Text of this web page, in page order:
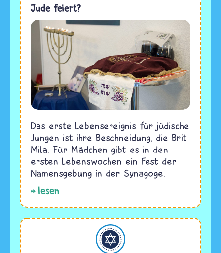
Jude feiert?
Das erste Lebensereignis für jüdische
Jungen ist ihre Beschneidung, die Brit
Mila. Für Mädchen gibt es in den
ersten Lebenswochen ein Fest der
Namensgebung in der Synagoge.
lesen
Judentum